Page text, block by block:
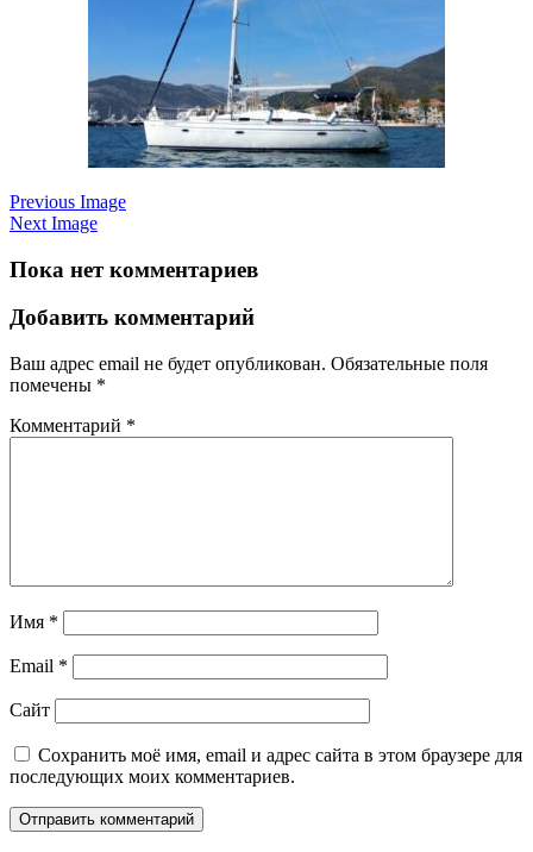
Previous Image
Next Image
Пока нет комментариев
Добавить комментарий
Ваш адрес email не будет опубликован. Обязательные поля
помечены *
Комментарий *
Имя *
Email *
Сайт
Сохранить моё имя, email и адрес сайта в этом браузере для
последующих моих комментариев.